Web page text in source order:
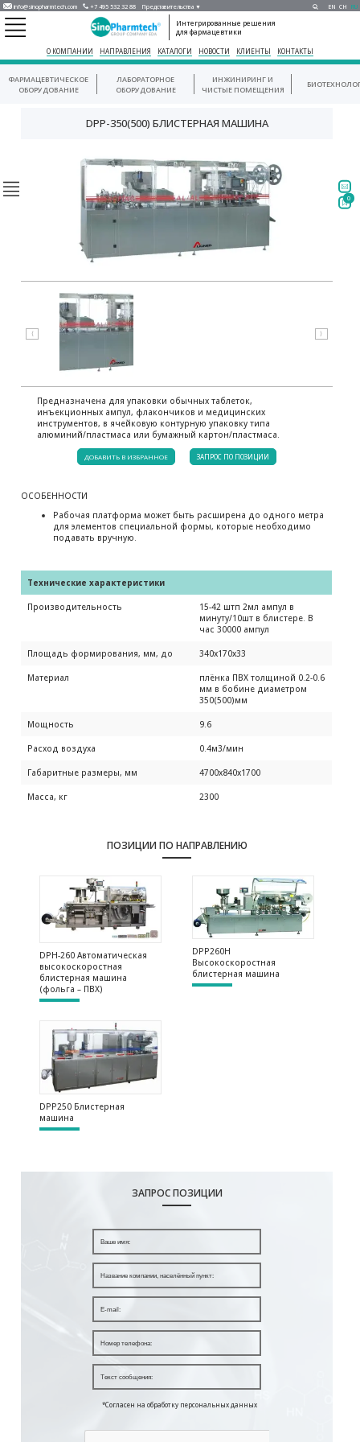
info@sinopharmtech.com +7 495 532 32 88 Представительства ▼ EN CH RU
Интегрированные решения
для фармацевтики
О КОМПАНИИ НАПРАВЛЕНИЯ КАТАЛОГИ НОВОСТИ КЛИЕНТЫ КОНТАКТЫ
ФАРМАЦЕВТИЧЕСКОЕ
ОБОРУДОВАНИЕ
ЛАБОРАТОРНОЕ
ОБОРУДОВАНИЕ
ИНЖИНИРИНГ И
ЧИСТЫЕ ПОМЕЩЕНИЯ
DPP-350(500) БЛИСТЕРНАЯ МАШИНА
Предназначена для упаковки обычных таблеток,
инъекционных ампул, флакончиков и медицинских
инструментов, в ячейковую контурную упаковку типа
алюминий/пластмаса или бумажный картон/пластмаса.
ДОБАВИТЬ В ИЗБРАННОЕ ЗАПРОС ПО ПОЗИЦИИ
ОСОБЕННОСТИ
Рабочая платформа может быть расширена до одного метра
для элементов специальной формы, которые необходимо
подавать вручную.
Технические характеристики
Производительность
15-42 штп 2мл ампул в
минуту/10шт в блистере. В
час 30000 ампул
Площадь формирования, мм, до 340х170х33
Материал
плёнка ПВХ толщиной 0.2-0.6
мм в бобине диаметром
350(500)мм
Мощность 9.6
Расход воздуха 0.4м3/мин
Габаритные размеры, мм 4700х840х1700
Масса, кг 2300
ПОЗИЦИИ ПО НАПРАВЛЕНИЮ
DPH-260 Автоматическая
высокоскоростная
блистерная машина
(фольга – ПВХ)
DPP260H
Высокоскоростная
блистерная машина
DPP250 Блистерная
машина
ЗАПРОС ПОЗИЦИИ
*Согласен на обработку персональных данных
0